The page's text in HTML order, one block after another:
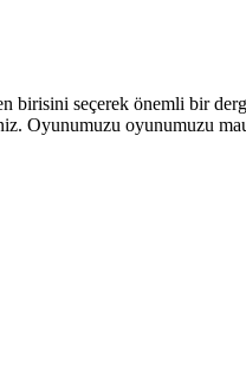
seçerek önemli bir
Oyunumuzu